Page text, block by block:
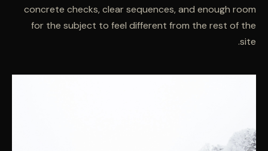
concrete checks, clear sequences, and enough room
for the subject to feel different from the rest of the
site.